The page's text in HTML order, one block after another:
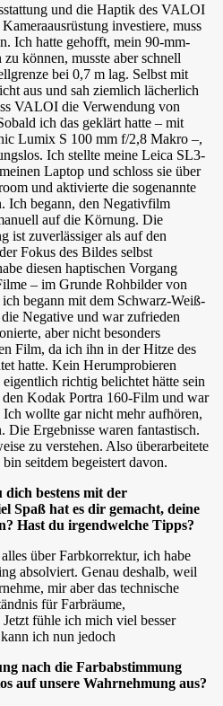
und die Haptik des VALOI
investiere, muss
Ich hatte gehofft, mein 90-mm-
können, musste aber schnell
bei 0,7 m lag. Selbst mit
aus und sah ziemlich lächerlich
VALOI die Verwendung von
ich das geklärt hatte – mit
Lumix S 100 mm f/2,8 Makro –,
Ich stellte meine Leica SL3-
Laptop und schloss sie über
und aktivierte die sogenannte
Ich begann, den Negativfilm
auf die Körnung. Die
ist zuverlässiger als auf den
Fokus des Bildes selbst
diesen haptischen Vorgang
– im Grunde Rohbilder von
begann mit dem Schwarz-Weiß-
Negative und war zufrieden
aber nicht besonders
Film, da ich ihn in der Hitze des
hatte. Kein Herumprobieren
richtig belichtet hätte sein
Kodak Portra 160-Film und war
wollte gar nicht mehr aufhören,
Die Ergebnisse waren fantastisch.
zu verstehen. Also überarbeitete
seitdem begeistert davon.
bestens mit der
Spaß hat es dir gemacht, deine
Hast du irgendwelche Tipps?
über Farbkorrektur, ich habe
absolviert. Genau deshalb, weil
mir aber das technische
für Farbräume,
fühle ich mich viel besser
ich nun jedoch
nach die Farbabstimmung
auf unsere Wahrnehmung aus?